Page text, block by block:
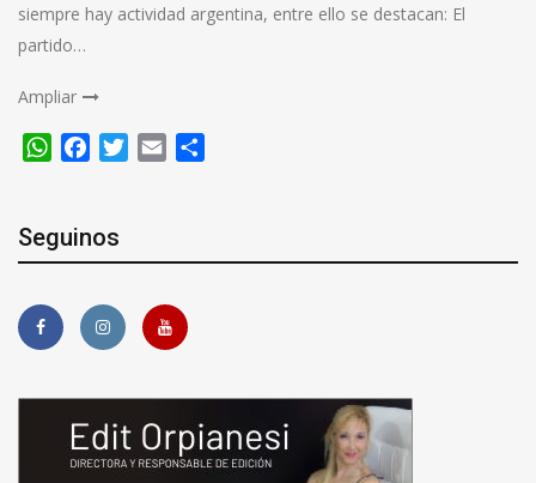
siempre hay actividad argentina, entre ello se destacan: El
partido…
Ampliar
WhatsApp
FacebookTwitter
Email
Seguinos